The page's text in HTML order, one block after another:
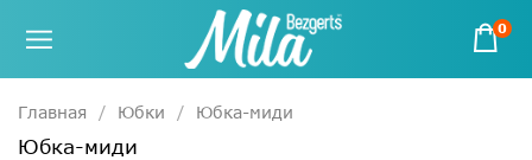
0
Главная Юбки Юбка-миди
Юбка-миди